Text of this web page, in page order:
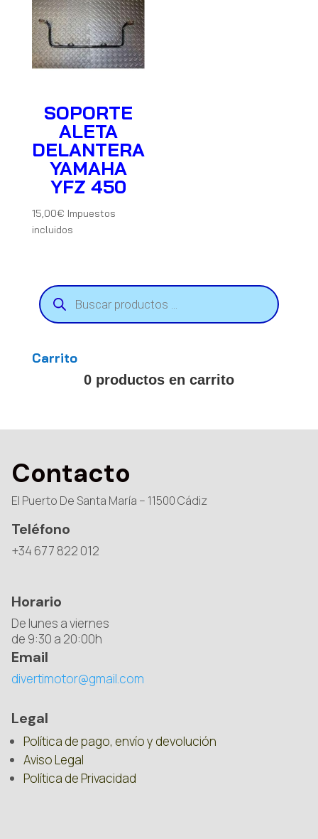
SOPORTE
ALETA
DELANTERA
YAMAHA
YFZ 450
15,00€ Impuestos
incluidos
Búsqueda
de
productos
Carrito
0 productos en carrito
Contacto
El Puerto De Santa María – 11500 Cádiz
Teléfono
+34 677 822 012
Horario
De lunes a viernes
de 9:30 a 20:00h
Email
divertimotor@gmail.com
Legal
Política de pago, envío y devolución
Aviso Legal
Política de Privacidad